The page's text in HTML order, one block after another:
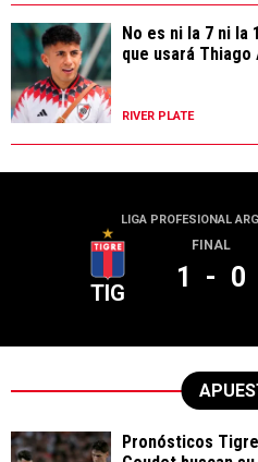
No es ni la 7 ni la
que usará Thiago
RIVER PLATE
LIGA PROFESIONAL
TIG
FINAL
1 - 0
Pronósticos